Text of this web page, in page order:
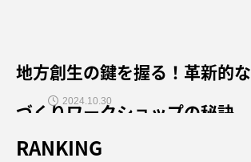
地方創生の鍵を握る！革新的
づくりワークショップの秘訣
2024.10.30
RANKING